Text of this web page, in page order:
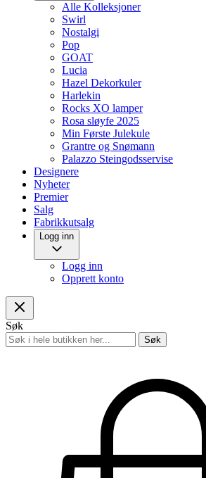
Alle Kolleksjoner
Swirl
Nostalgi
Pop
GOAT
Lucia
Hazel Dekorkuler
Harlekin
Rocks XO lamper
Rosa sløyfe 2025
Min Første Julekule
Grantre og Snømann
Palazzo Steingodsservise
Designere
Nyheter
Premier
Salg
Fabrikkutsalg
Logg inn
Logg inn
Opprett konto
Søk
Søk